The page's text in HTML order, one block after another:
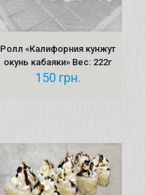
Ролл «Калифорния кунжут
окунь кабаяки» Вес: 222г
150 грн.